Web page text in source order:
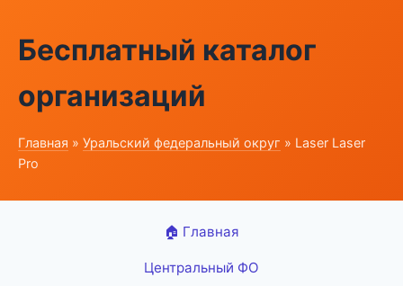
Бесплатный каталог
организаций
Главная » Уральский федеральный округ » Laser Laser
Pro
🏠 Главная
Центральный ФО